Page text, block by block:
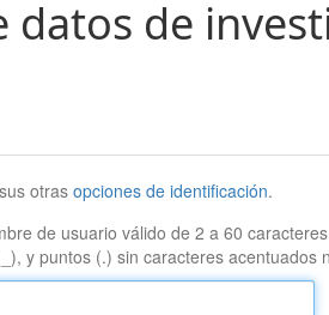
datos de
otrasopciones de identificación.
de usuario válido de 2 a 60
y puntos (.) sin caracteres acentuados